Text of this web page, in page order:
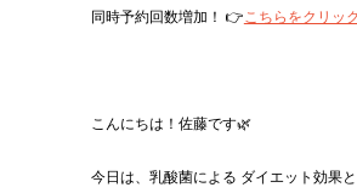
同時予約回数増加！ 👉こちらをクリック
こんにちは！佐藤です🌿‬
今日は、乳酸菌による ダイエット効果